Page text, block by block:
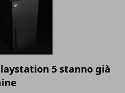
5 stanno già